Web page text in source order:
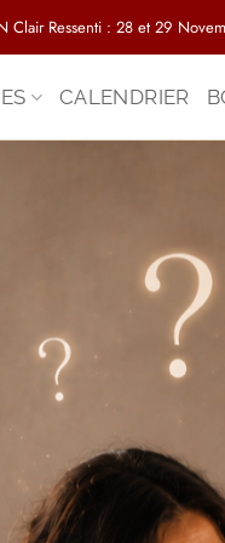
Clair Ressenti : 28 et 29
CALENDRIER